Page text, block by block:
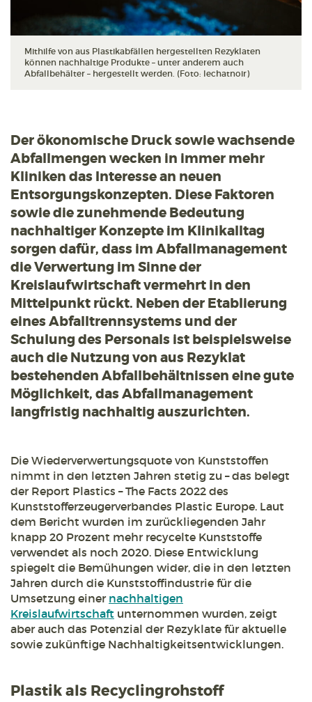
Mithilfe von aus Plastikabfällen hergestellten Rezyklaten
können nachhaltige Produkte – unter anderem auch
Abfallbehälter – hergestellt werden. (Foto: lechatnoir)
Der ökonomische Druck sowie wachsende
Abfallmengen wecken in immer mehr
Kliniken das Interesse an neuen
Entsorgungskonzepten. Diese Faktoren
sowie die zunehmende Bedeutung
nachhaltiger Konzepte im Klinikalltag
sorgen dafür, dass im Abfallmanagement
die Verwertung im Sinne der
Kreislaufwirtschaft vermehrt in den
Mittelpunkt rückt. Neben der Etablierung
eines Abfalltrennsystems und der
Schulung des Personals ist beispielsweise
auch die Nutzung von aus Rezyklat
bestehenden Abfallbehältnissen eine gute
Möglichkeit, das Abfallmanagement
langfristig nachhaltig auszurichten.
Die Wiederverwertungsquote von Kunststoffen
nimmt in den letzten Jahren stetig zu – das belegt
der Report Plastics – The Facts 2022 des
Kunststofferzeugerverbandes Plastic Europe. Laut
dem Bericht wurden im zurückliegenden Jahr
knapp 20 Prozent mehr recycelte Kunststoffe
verwendet als noch 2020. Diese Entwicklung
spiegelt die Bemühungen wider, die in den letzten
Jahren durch die Kunststoffindustrie für die
Umsetzung einer nachhaltigen
Kreislaufwirtschaft unternommen wurden, zeigt
aber auch das Potenzial der Rezyklate für aktuelle
sowie zukünftige Nachhaltigkeitsentwicklungen.
Plastik als Recyclingrohstoff